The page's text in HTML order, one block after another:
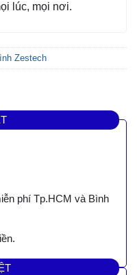
lúc, mọi nơi.
Zestech
phí Tp.HCM và Bình